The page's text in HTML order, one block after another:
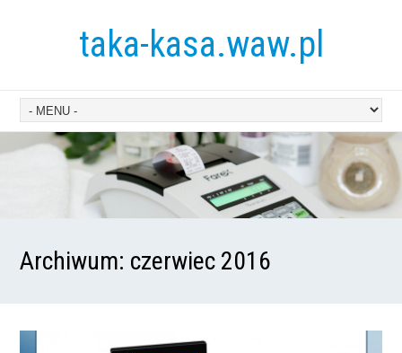
taka-kasa.waw.pl
Archiwum: czerwiec 2016